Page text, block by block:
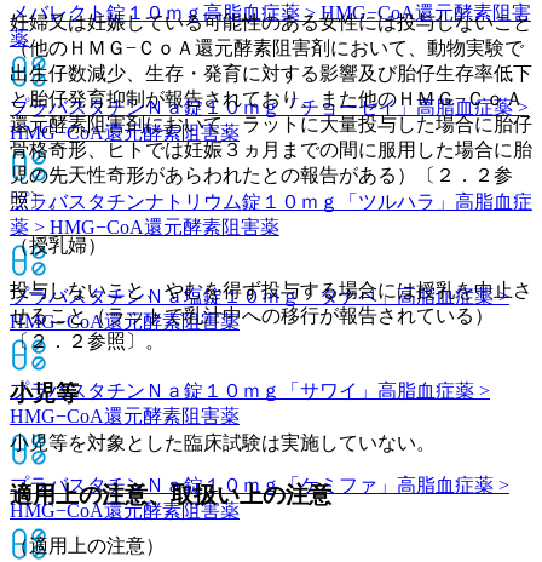
メバレクト錠１０ｍｇ 高脂血症薬 > HMG−CoA還元酵素阻害
薬
プラバスタチンＮａ錠１０ｍｇ「チョーセイ」 高脂血症薬 >
HMG−CoA還元酵素阻害薬
プラバスタチンナトリウム錠１０ｍｇ「ツルハラ」 高脂血症
薬 > HMG−CoA還元酵素阻害薬
プラバスタチンＮａ塩錠１０ｍｇ「タナベ」高脂血症薬 >
HMG−CoA還元酵素阻害薬
プラバスタチンＮａ錠１０ｍｇ「サワイ」 高脂血症薬 >
HMG−CoA還元酵素阻害薬
プラバスタチンＮａ錠１０ｍｇ「ケミファ」 高脂血症薬 >
HMG−CoA還元酵素阻害薬
妊婦又は妊娠している可能性のある女性には投与しないこと
（他のＨＭＧ−ＣｏＡ還元酵素阻害剤において、動物実験で
出生仔数減少、生存・発育に対する影響及び胎仔生存率低下
と胎仔発育抑制が報告されており、また他のＨＭＧ−ＣｏＡ
還元酵素阻害剤において、ラットに大量投与した場合に胎仔
骨格奇形、ヒトでは妊娠３ヵ月までの間に服用した場合に胎
児の先天性奇形があらわれたとの報告がある）〔２．２参
照〕。
（授乳婦）
投与しないこと、やむを得ず投与する場合には授乳を中止さ
せること（ラットで乳汁中への移行が報告されている）
〔２．２参照〕。
小児等
小児等を対象とした臨床試験は実施していない。
適用上の注意、取扱い上の注意
（適用上の注意）